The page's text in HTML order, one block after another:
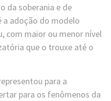
da soberania e de
adoção do modelo
com maior ou menor nível
que o trouxe até o
para a
para os fenômenos da